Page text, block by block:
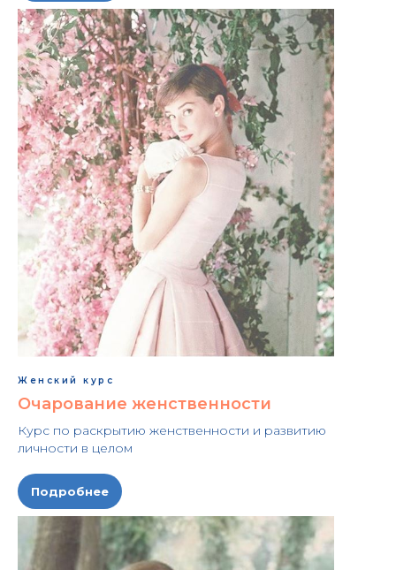
Женский курс
Очарование женственности
Курс по раскрытию женственности и развитию
личности в целом
Подробнее